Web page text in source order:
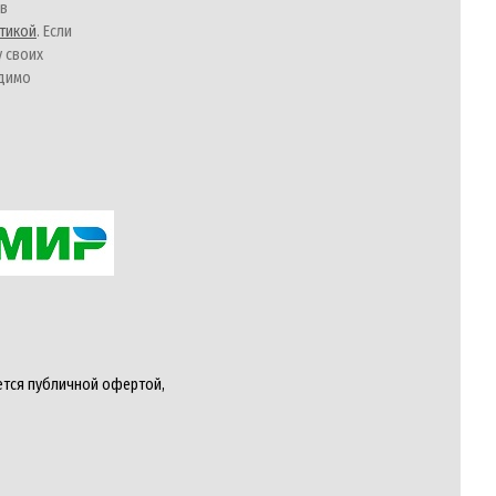
. Если
своих
публичной офертой,